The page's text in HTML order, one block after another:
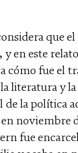
que
en este
cómo fue el
literatura y
de la política
noviembre
fue